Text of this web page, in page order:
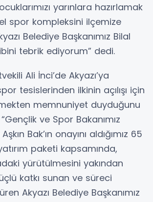
yarınlara hazırlamak
spor kompleksini ilçemize
Belediye Başkanımız Bilal
tebrik ediyorum” dedi.
Ali İnci’de Akyazı’ya
tesislerinden ilkinin açılışı için
memnuniyet duyduğunu
ve Spor Bakanımız
Bak’ın onayını aldığımız 65
paketi kapsamında,
yürütülmesini yakından
katkı sunan ve süreci
Akyazı Belediye Başkanımız